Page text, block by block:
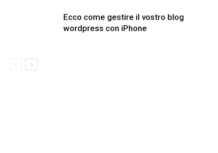
Ecco come gestire il vostro blog
wordpress con iPhone